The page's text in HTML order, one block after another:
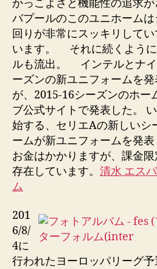
かっこよさと機能性の追求
バプールのこのユニホーム
回りが非常にスッキリして
います。 それに続くよう
ルも流出。 インテルとナ
ーズンの新ユニフォームを
が、2015-16シーズンのホー
ブ公式サイトで発表した。
始する、セリエAの新しいシ
ームが新ユニフォームを発表
お金はかかりますが、課金
存在しています。 清水 エス
ム
201
6/8/
4に
行われたヨーロッパリーグ